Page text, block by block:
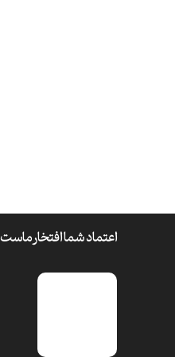
اعتماد شما افتخار ماست